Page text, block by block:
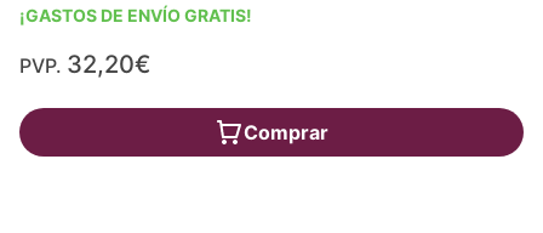
¡GASTOS DE ENVÍO GRATIS!
PVP. 32,20€
Comprar